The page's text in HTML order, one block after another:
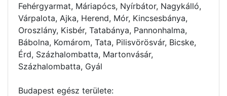
Fehérgyarmat, Máriapócs, Nyírbátor, Nagykálló,
Várpalota, Ajka, Herend, Mór, Kincsesbánya,
Oroszlány, Kisbér, Tatabánya, Pannonhalma,
Bábolna, Komárom, Tata, Pilisvörösvár, Bicske,
Érd, Százhalombatta, Martonvásár,
Százhalombatta, Gyál
Budapest egész területe: